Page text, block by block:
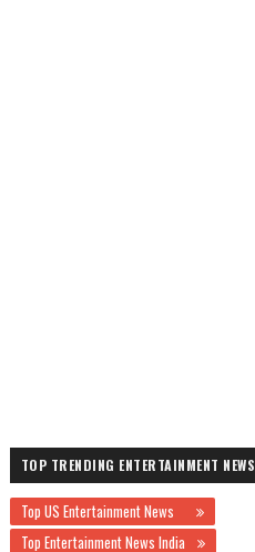
TOP TRENDING ENTERTAINMENT NEWS
Top US Entertainment News
Top Entertainment News India